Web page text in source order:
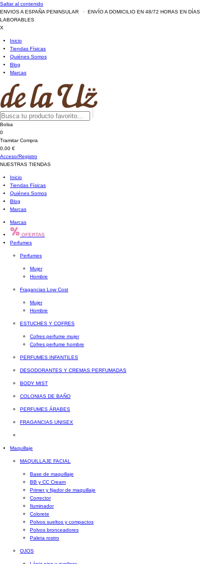
Saltar al contenido
ENVIOS A ESPAÑA PENINSULAR · ENVÍO A DOMICILIO EN 48/72 HORAS EN DÍAS
LABORABLES
X
Inicio
Tiendas Físicas
Quiénes Somos
Blog
Marcas
Bolsa
0
Tramitar Compra
0,00 €
Acceso/Registro
NUESTRAS TIENDAS
Inicio
Tiendas Físicas
Quiénes Somos
Blog
Marcas
Marcas
OFERTAS
Perfumes
Perfumes
Mujer
Hombre
Fragancias Low Cost
Mujer
Hombre
ESTUCHES Y COFRES
Cofres perfume mujer
Cofres perfume hombre
PERFUMES INFANTILES
DESODORANTES Y CREMAS PERFUMADAS
BODY MIST
COLONIAS DE BAÑO
PERFUMES ÁRABES
FRAGANCIAS UNISEX
Maquillaje
MAQUILLAJE FACIAL
Base de maquillaje
BB y CC Cream
Primer y fijador de maquillaje
Corrector
Iluminador
Colorete
Polvos sueltos y compactos
Polvos bronceadores
Paleta rostro
OJOS